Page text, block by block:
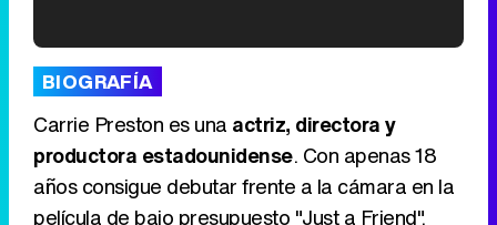
Tráiler de '33 días', la nueva serie de Atresplayer con Julián Villagrán y José Manuel Poga
BIOGRAFÍA
Carrie Preston es una actriz, directora y
productora estadounidense. Con apenas 18
años consigue debutar frente a la cámara en la
película de bajo presupuesto "Just a Friend".